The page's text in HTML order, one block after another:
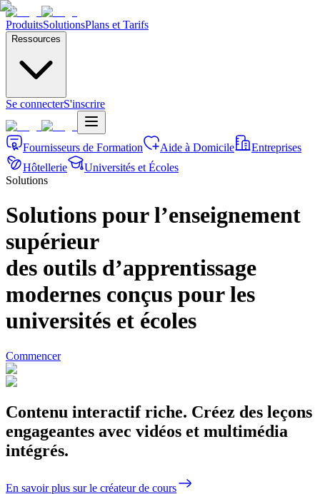
ProduitsSolutionsPlans et Tarifs
Ressources
Se connecterS'inscrire
Fournisseurs de Formation Aide à Domicile
Entreprises
Hôtellerie
Universités et Écoles
Solutions
Solutions pour l’enseignement
supérieur
des outils d’apprentissage
modernes conçus pour les
universités et écoles
Commencer
Contenu interactif riche. Créez des leçons
engageantes avec vidéos et multimédia
intégrés.
En savoir plus sur le créateur de cours